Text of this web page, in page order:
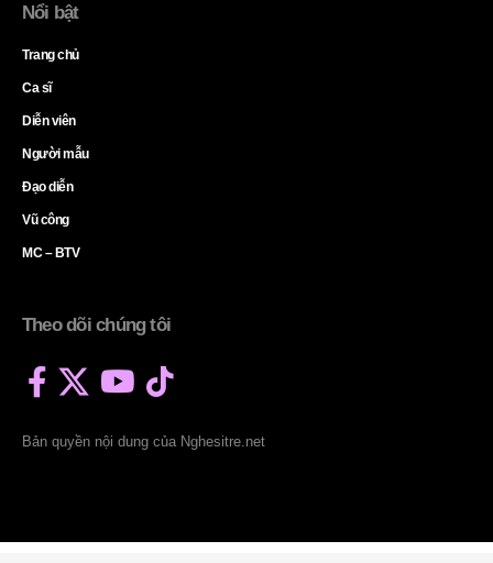
Nổi bật
Trang chủ
Ca sĩ
Diễn viên
Người mẫu
Đạo diễn
Vũ công
MC – BTV
Theo dõi chúng tôi
Bản quyền nội dung của Nghesitre.net